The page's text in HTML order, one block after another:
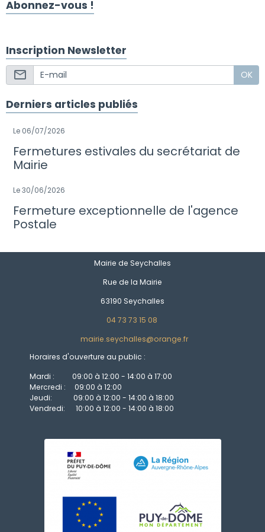
Abonnez-vous !
Inscription Newsletter
OK
Derniers articles publiés
Le 06/07/2026
Fermetures estivales du secrétariat de
Mairie
Le 30/06/2026
Fermeture exceptionnelle de l'agence
Postale
Mairie de Seychalles
Rue de la Mairie
63190 Seychalles
04 73 73 15 08
mairie.seychalles@orange.fr
Horaires d'ouverture au public :
Mardi : 09:00 à 12:00 - 14:00 à 17:00
Mercredi : 09:00 à 12:00
Jeudi: 09:00 à 12:00 - 14:00 à 18:00
Vendredi: 10:00 à 12:00 - 14:00 à 18:00